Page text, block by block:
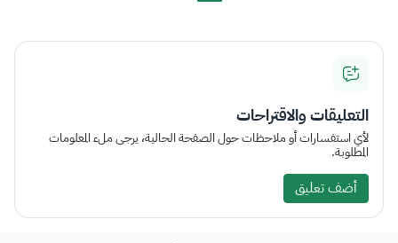
التعليقات والاقتراحات
لأي استفسارات أو ملاحظات حول الصفحة الحالية، يرجى ملء المعلومات
المطلوبة.
أضف تعليق